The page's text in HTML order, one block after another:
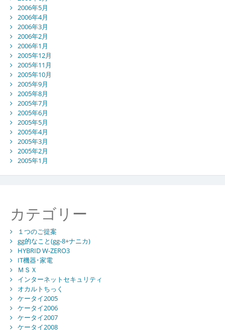
2006年5月
2006年4月
2006年3月
2006年2月
2006年1月
2005年12月
2005年11月
2005年10月
2005年9月
2005年8月
2005年7月
2005年6月
2005年5月
2005年4月
2005年3月
2005年2月
2005年1月
カテゴリー
１つのご提案
gg的なこと(gg-8+ナニカ)
HYBRID W-ZERO3
IT機器･家電
ＭＳＸ
インターネットセキュリティ
オカルトちっく
ケータイ2005
ケータイ2006
ケータイ2007
ケータイ2008